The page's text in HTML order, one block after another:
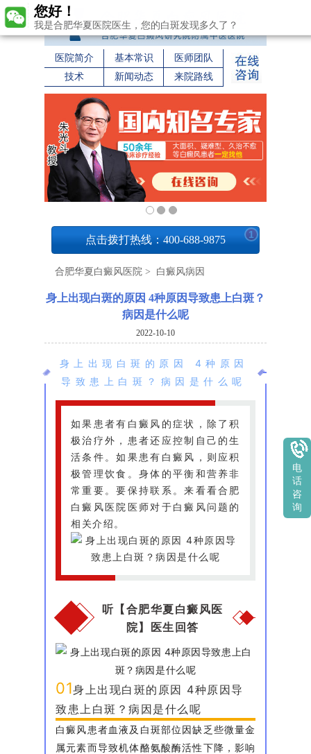
医院简介 基本常识
医师团队
技术
新闻动态 来院路线
点击拨打热线：400-688-9875 1
合肥华夏白癜风医院 > 白癜风病因
身上出现白斑的原因 4种原因导致患上白斑？
病因是什么呢
2022-10-10
身上出现白斑的原因 4种原因
导致患上白斑？病因是什么呢
如果患者有白癜风的症状，除了积
极治疗外，患者还应控制自己的生
活条件。如果患有白癜风，则应积
极管理饮食。身体的平衡和营养非
常重要。要保持联系。来看看合肥
白癜风医院医师对于白癜风问题的
相关介绍。
听【合肥华夏白癜风医
院】医生回答
01身上出现白斑的原因 4种原因导
致患上白斑？病因是什么呢
白癜风患者血液及白斑部位因缺乏些微量金
属元素而导致机体酪氨酸酶活性下降，影响
您好！
我是合肥华夏医院医生，您的白斑发现多久了？
电
话
咨
询